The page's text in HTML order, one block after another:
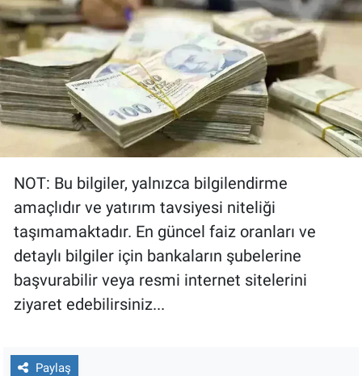
NOT: Bu bilgiler, yalnızca bilgilendirme
amaçlıdır ve yatırım tavsiyesi niteliği
taşımamaktadır. En güncel faiz oranları ve
detaylı bilgiler için bankaların şubelerine
başvurabilir veya resmi internet sitelerini
ziyaret edebilirsiniz...
Paylaş